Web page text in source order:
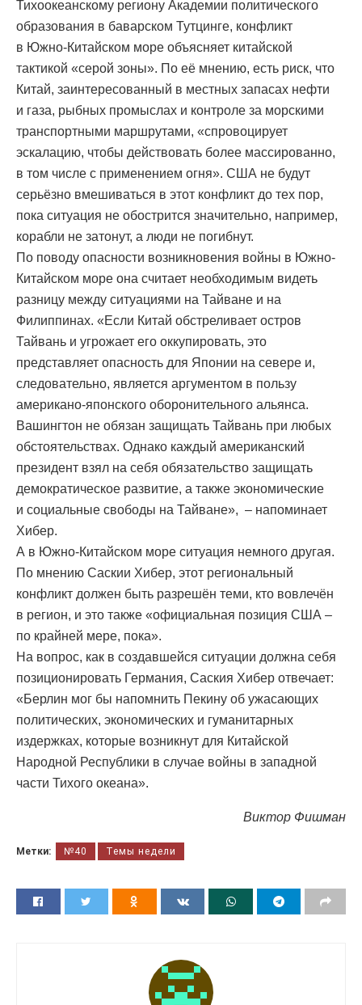
Тихоокеанскому региону Академии политического
образования в баварском Тутцинге, конфликт
в Южно-Китайском море объясняет китайской
тактикой «серой зоны». По её мнению, есть риск, что
Китай, заинтересованный в местных запасах нефти
и газа, рыбных промыслах и контроле за морскими
транспортными маршрутами, «спровоцирует
эскалацию, чтобы действовать более массированно,
в том числе с применением огня». США не будут
серьёзно вмешиваться в этот конфликт до тех пор,
пока ситуация не обострится значительно, например,
корабли не затонут, а люди не погибнут.
По поводу опасности возникновения войны в Южно-
Китайском море она считает необходимым видеть
разницу между ситуациями на Тайване и на
Филиппинах. «Если Китай обстреливает остров
Тайвань и угрожает его оккупировать, это
представляет опасность для Японии на севере и,
следовательно, является аргументом в пользу
американо-японского оборонительного альянса.
Вашингтон не обязан защищать Тайвань при любых
обстоятельствах. Однако каждый американский
президент взял на себя обязательство защищать
демократическое развитие, а также экономические
и социальные свободы на Тайване», – напоминает
Хибер.
А в Южно-Китайском море ситуация немного другая.
По мнению Саскии Хибер, этот региональный
конфликт должен быть разрешён теми, кто вовлечён
в регион, и это также «официальная позиция США –
по крайней мере, пока».
На вопрос, как в создавшейся ситуации должна себя
позиционировать Германия, Саския Хибер отвечает:
«Берлин мог бы напомнить Пекину об ужасающих
политических, экономических и гуманитарных
издержках, которые возникнут для Китайской
Народной Республики в случае войны в западной
части Тихого океана».
Виктор Фишман
Метки: №40 Темы недели